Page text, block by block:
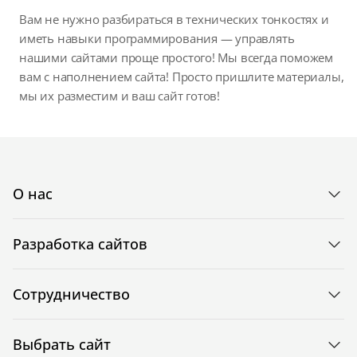
Вам не нужно разбираться в технических тонкостях и
иметь навыки программирования — управлять
нашими сайтами проще простого! Мы всегда поможем
вам с наполнением сайта! Просто пришлите материалы,
мы их разместим и ваш сайт готов!
О нас
Разработка сайтов
Сотрудничество
Выбрать сайт